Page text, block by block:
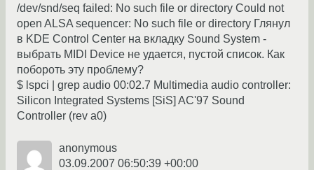
/dev/snd/seq failed: No such file or directory Could not
open ALSA sequencer: No such file or directory Глянул
в KDE Control Center на вкладку Sound System -
выбрать MIDI Device не удается, пустой список. Как
побороть эту проблему?
$ lspci | grep audio 00:02.7 Multimedia audio controller:
Silicon Integrated Systems [SiS] AC'97 Sound
Controller (rev a0)
anonymous
03.09.2007 06:50:39 +00:00